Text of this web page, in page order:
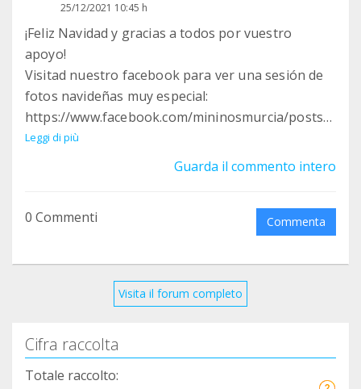
25/12/2021 10:45 h
¡Feliz Navidad y gracias a todos por vuestro
apoyo!
Visitad nuestro facebook para ver una sesión de
fotos navideñas muy especial:
https://www.facebook.com/mininosmurcia/posts/4
44779370628268
Leggi di più
Guarda il commento intero
0 Commenti Commenta
Visita il forum completo
Cifra raccolta
Totale raccolto: